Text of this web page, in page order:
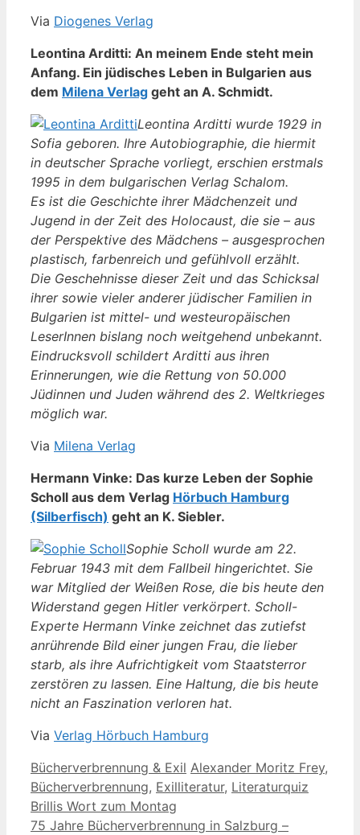
Via Diogenes Verlag
Leontina Arditti: An meinem Ende steht mein
Anfang. Ein jüdisches Leben in Bulgarien aus
dem Milena Verlag geht an A. Schmidt.
Leontina Arditti wurde 1929 in
Sofia geboren. Ihre Autobiographie, die hiermit
in deutscher Sprache vorliegt, erschien erstmals
1995 in dem bulgarischen Verlag Schalom.
Es ist die Geschichte ihrer Mädchenzeit und
Jugend in der Zeit des Holocaust, die sie – aus
der Perspektive des Mädchens – ausgesprochen
plastisch, farbenreich und gefühlvoll erzählt.
Die Geschehnisse dieser Zeit und das Schicksal
ihrer sowie vieler anderer jüdischer Familien in
Bulgarien ist mittel- und westeuropäischen
LeserInnen bislang noch weitgehend unbekannt.
Eindrucksvoll schildert Arditti aus ihren
Erinnerungen, wie die Rettung von 50.000
Jüdinnen und Juden während des 2. Weltkrieges
möglich war.
Via Milena Verlag
Hermann Vinke: Das kurze Leben der Sophie
Scholl aus dem Verlag Hörbuch Hamburg
(Silberfisch) geht an K. Siebler.
Sophie Scholl wurde am 22.
Februar 1943 mit dem Fallbeil hingerichtet. Sie
war Mitglied der Weißen Rose, die bis heute den
Widerstand gegen Hitler verkörpert. Scholl-
Experte Hermann Vinke zeichnet das zutiefst
anrührende Bild einer jungen Frau, die lieber
starb, als ihre Aufrichtigkeit vom Staatsterror
zerstören zu lassen. Eine Haltung, die bis heute
nicht an Faszination verloren hat.
Via Verlag Hörbuch Hamburg
Kategorien
Bücherverbrennung & Exil Schlagwörter
Alexander Moritz Frey,
Bücherverbrennung, Exilliteratur, Literaturquiz
Brillis Wort zum Montag
75 Jahre Bücherverbrennung in Salzburg –